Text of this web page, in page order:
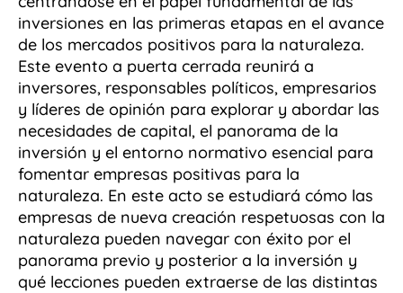
inversiones en las primeras etapas en el avance
de los mercados positivos para la naturaleza.
Este evento a puerta cerrada reunirá a
inversores, responsables políticos, empresarios
y líderes de opinión para explorar y abordar las
necesidades de capital, el panorama de la
inversión y el entorno normativo esencial para
fomentar empresas positivas para la
naturaleza. En este acto se estudiará cómo las
empresas de nueva creación respetuosas con la
naturaleza pueden navegar con éxito por el
panorama previo y posterior a la inversión y
qué lecciones pueden extraerse de las distintas